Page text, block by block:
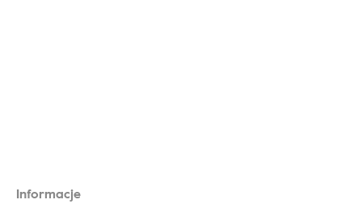
Informacje